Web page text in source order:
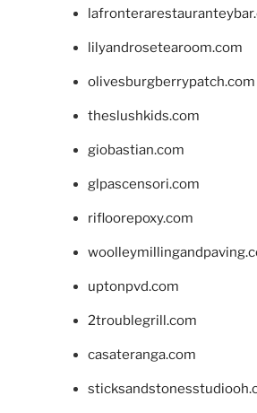
lilyandrosetearoom.com
olivesburgberrypatch.com
theslushkids.com
giobastian.com
glpascensori.com
rifloorepoxy.com
uptonpvd.com
2troublegrill.com
casateranga.com